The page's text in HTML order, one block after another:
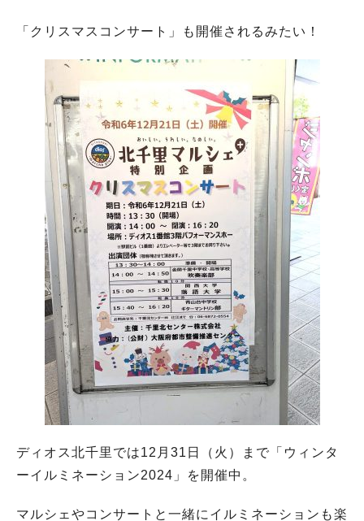
「クリスマスコンサート」も開催されるみたい！
ディオス北千里では12月31日（火）まで「ウィンタ
ーイルミネーション2024」を開催中。
マルシェやコンサートと一緒にイルミネーションも楽